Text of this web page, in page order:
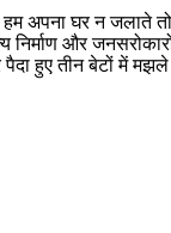
हम अपना घर न जलाते
और
हुए तीन बेटों में मझले